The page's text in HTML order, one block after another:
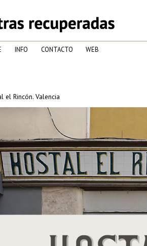
INFO CONTACTO WEB
el Rincón. Valencia